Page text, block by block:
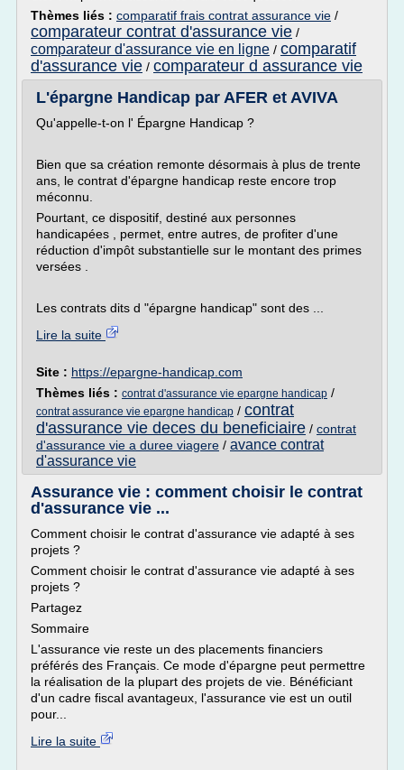
Thèmes liés : comparatif frais contrat assurance vie /
comparateur contrat d'assurance vie /
comparateur d'assurance vie en ligne / comparatif
d'assurance vie / comparateur d assurance vie
L'épargne Handicap par AFER et AVIVA
Qu'appelle-t-on l' Épargne Handicap ?
Bien que sa création remonte désormais à plus de trente
ans, le contrat d'épargne handicap reste encore trop
méconnu.
Pourtant, ce dispositif, destiné aux personnes
handicapées , permet, entre autres, de profiter d'une
réduction d'impôt substantielle sur le montant des primes
versées .
Les contrats dits d "épargne handicap" sont des ...
Lire la suite
Site : https://epargne-handicap.com
Thèmes liés : contrat d'assurance vie epargne handicap /
contrat assurance vie epargne handicap / contrat
d'assurance vie deces du beneficiaire / contrat
d'assurance vie a duree viagere / avance contrat
d'assurance vie
Assurance vie : comment choisir le contrat
d'assurance vie ...
Comment choisir le contrat d'assurance vie adapté à ses
projets ?
Comment choisir le contrat d'assurance vie adapté à ses
projets ?
Partagez
Sommaire
L'assurance vie reste un des placements financiers
préférés des Français. Ce mode d'épargne peut permettre
la réalisation de la plupart des projets de vie. Bénéficiant
d'un cadre fiscal avantageux, l'assurance vie est un outil
pour...
Lire la suite